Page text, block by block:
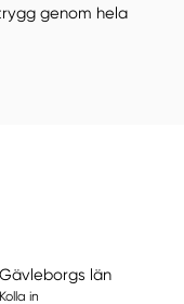
genom hela
Gävleborgs län
Kolla in